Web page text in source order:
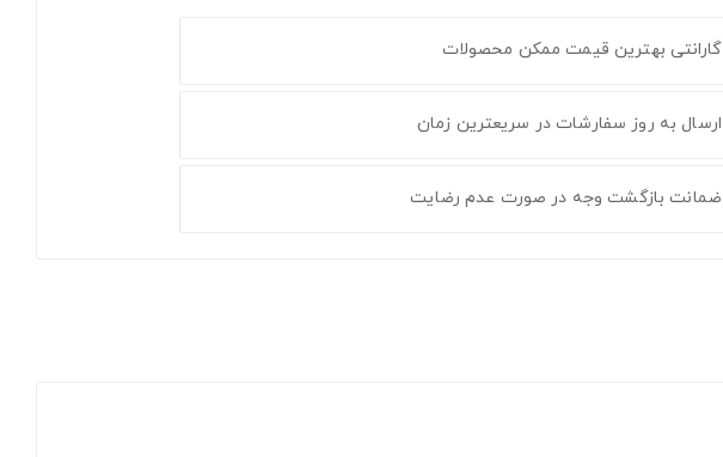
گارانتی بهترین قیمت ممکن محصولات
ارسال به روز سفارشات در سریعترین زمان
ضمانت بازگشت وجه در صورت عدم رضایت